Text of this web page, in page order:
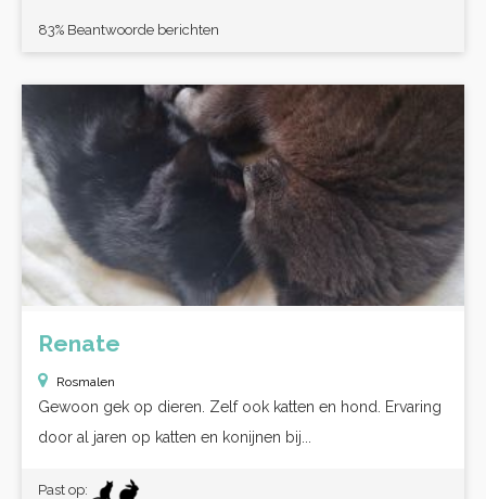
83% Beantwoorde berichten
Renate
Rosmalen
Gewoon gek op dieren. Zelf ook katten en hond. Ervaring
door al jaren op katten en konijnen bij...
Past op: